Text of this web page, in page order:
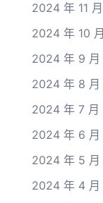
2024 年 11 月
2024 年 10 月
2024 年 9 月
2024 年 8 月
2024 年 7 月
2024 年 6 月
2024 年 5 月
2024 年 4 月